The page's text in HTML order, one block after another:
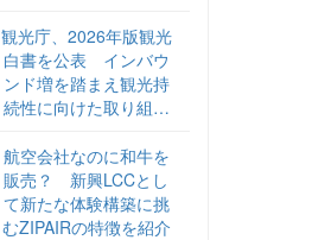
観光庁、2026年版観光
白書を公表 インバウ
ンド増を踏まえ観光持
続性に向けた取り組み
航空会社なのに和牛を
販売？ 新興LCCとし
て新たな体験構築に挑
むZIPAIRの特徴を紹介